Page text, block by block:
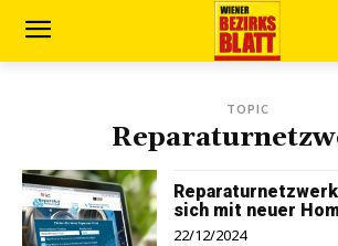
TOPIC
sich mit neuer
22/12/2024